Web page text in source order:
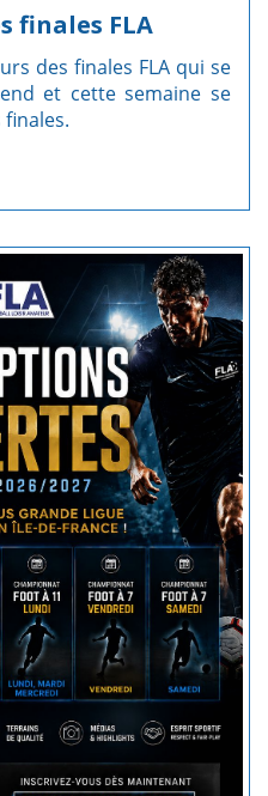
finales FLA
des finales FLA qui se
et cette semaine se